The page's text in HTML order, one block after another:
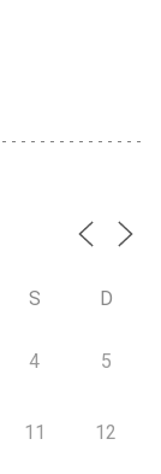
S D
4 5
11 12